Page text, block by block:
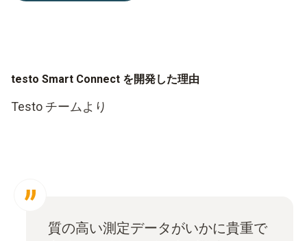
testo Smart Connect を開発した理由
Testo チームより
質の高い測定データがいかに貴重で